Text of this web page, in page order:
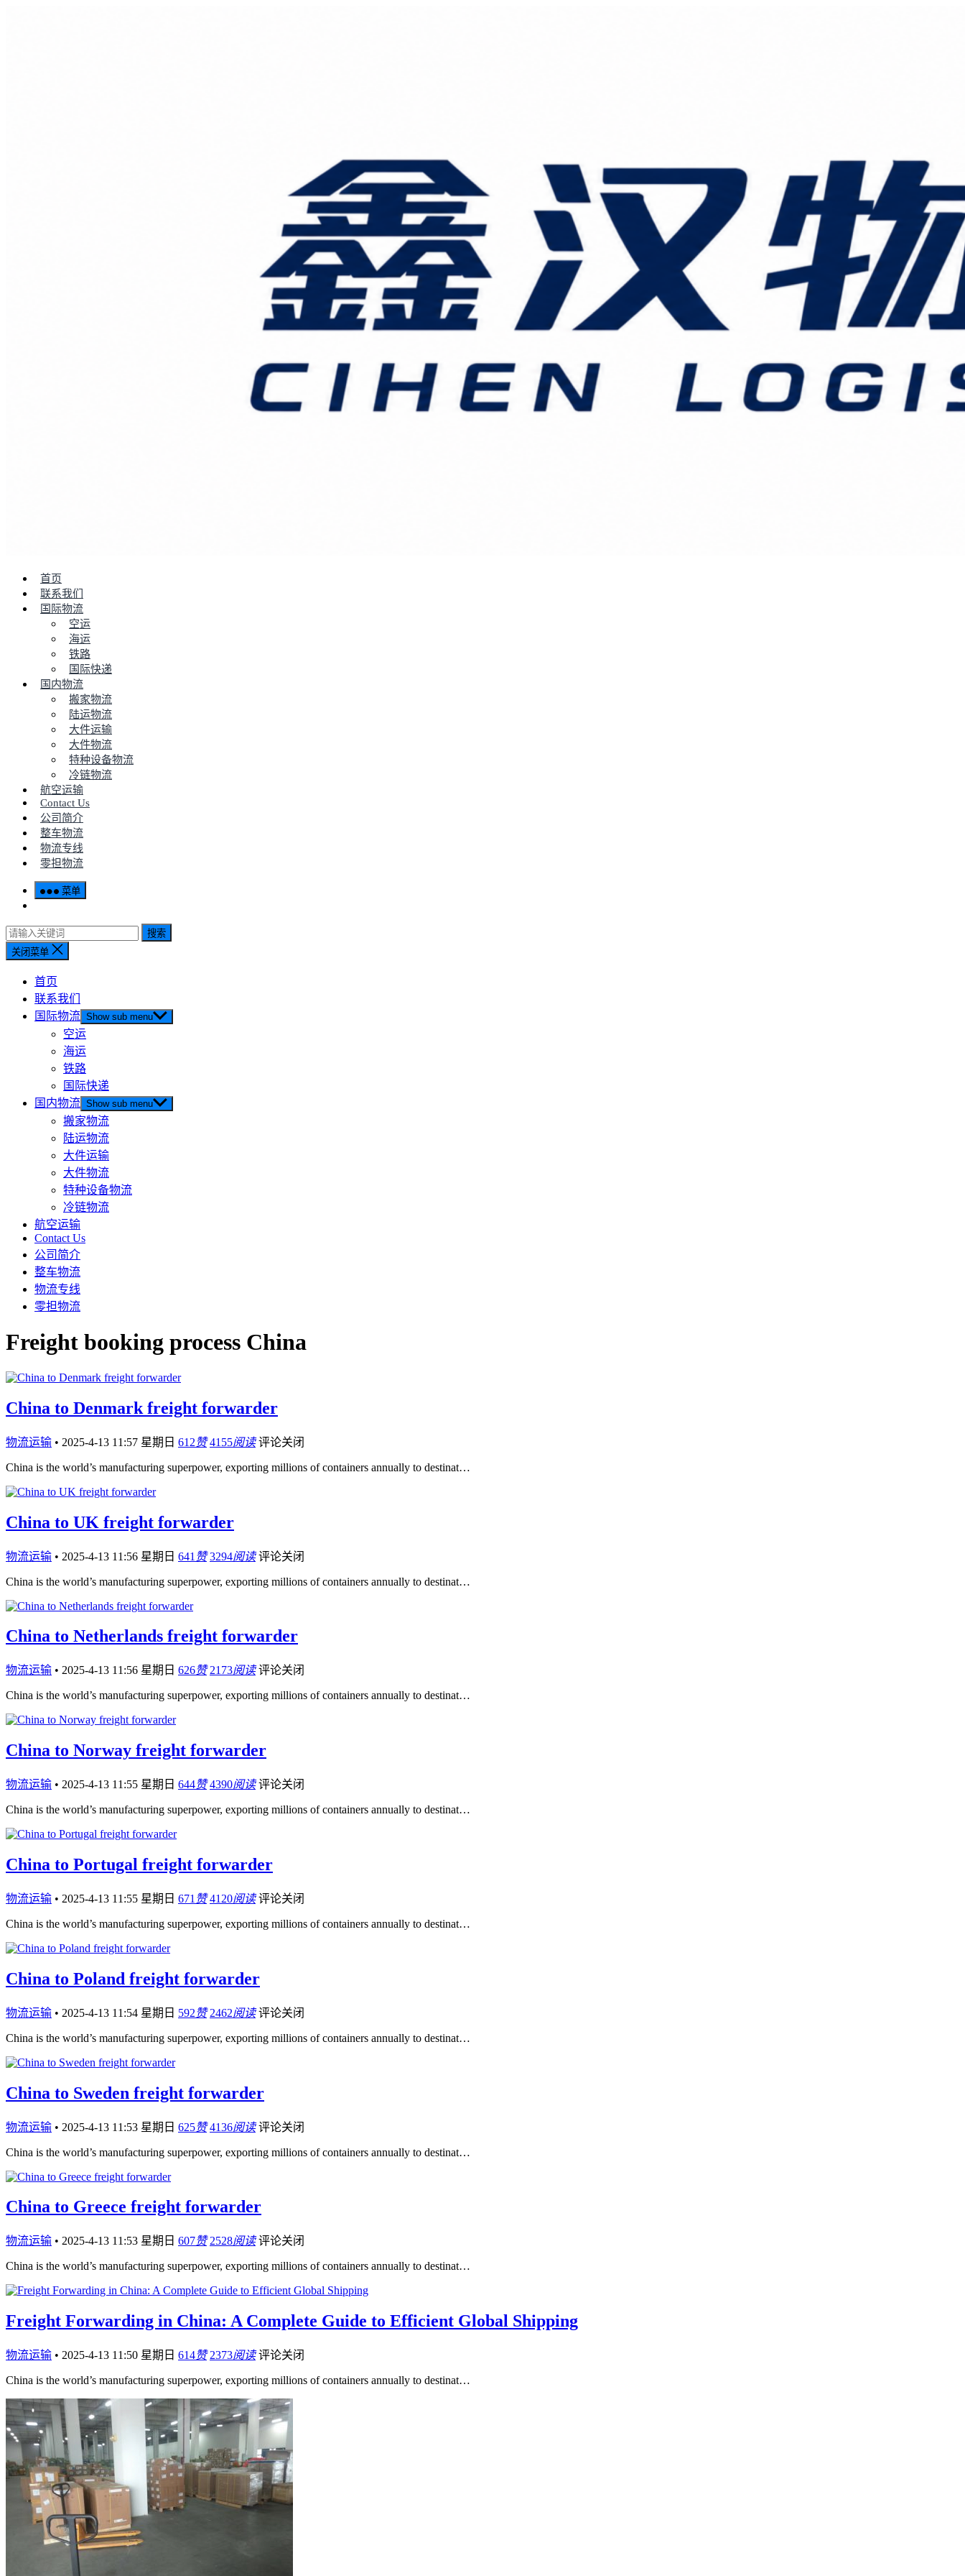
首页
联系我们
国际物流
空运
海运
铁路
国际快递
国内物流
搬家物流
陆运物流
大件运输
大件物流
特种设备物流
冷链物流
航空运输
Contact Us
公司简介
整车物流
物流专线
零担物流
菜单
搜索
关闭菜单
首页
联系我们
国际物流 Show sub menu
空运
海运
铁路
国际快递
国内物流 Show sub menu
搬家物流
陆运物流
大件运输
大件物流
特种设备物流
冷链物流
航空运输
Contact Us
公司简介
整车物流
物流专线
零担物流
Freight booking process China
China to Denmark freight forwarder
物流运输 • 2025-4-13 11:57 星期日 612赞 4155阅读 评论关闭
China is the world’s manufacturing superpower, exporting millions of containers annually to destinat…
China to UK freight forwarder
物流运输 • 2025-4-13 11:56 星期日 641 赞 3294阅读 评论关闭
China is the world’s manufacturing superpower, exporting millions of containers annually to destinat…
China to Netherlands freight forwarder
物流运输 • 2025-4-13 11:56 星期日 626赞 2173阅读 评论关闭
China is the world’s manufacturing superpower, exporting millions of containers annually to destinat…
China to Norway freight forwarder
物流运输 • 2025-4-13 11:55 星期日 644赞 4390阅读 评论关闭
China is the world’s manufacturing superpower, exporting millions of containers annually to destinat…
China to Portugal freight forwarder
物流运输 • 2025-4-13 11:55 星期日 671 赞 4120阅读 评论关闭
China is the world’s manufacturing superpower, exporting millions of containers annually to destinat…
China to Poland freight forwarder
物流运输 • 2025-4-13 11:54 星期日 592赞 2462阅读 评论关闭
China is the world’s manufacturing superpower, exporting millions of containers annually to destinat…
China to Sweden freight forwarder
物流运输 • 2025-4-13 11:53 星期日 625赞 4136阅读 评论关闭
China is the world’s manufacturing superpower, exporting millions of containers annually to destinat…
China to Greece freight forwarder
物流运输 • 2025-4-13 11:53 星期日 607赞 2528阅读 评论关闭
China is the world’s manufacturing superpower, exporting millions of containers annually to destinat…
Freight Forwarding in China: A Complete Guide to Efficient Global Shipping
物流运输 • 2025-4-13 11:50 星期日 614赞 2373阅读 评论关闭
China is the world’s manufacturing superpower, exporting millions of containers annually to destinat…